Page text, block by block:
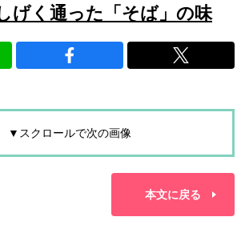
げく通った「そば」の味
▼スクロールで次の画像
本文に戻る